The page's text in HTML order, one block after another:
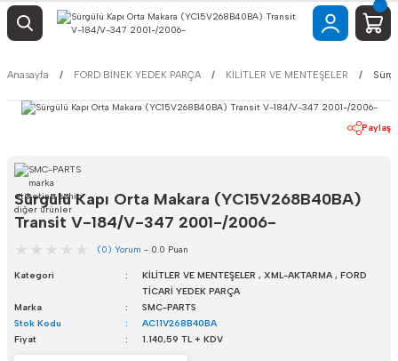
Anasayfa FORD BİNEK YEDEK PARÇA KİLİTLER VE MENTEŞELER
Paylaş
Sürgülü Kapı Orta Makara (YC15V268B40BA)
Transit V-184/V-347 2001-/2006-
(0) Yorum - 0.0 Puan
Kategori KİLİTLER VE MENTEŞELER , XML-AKTARMA , FORD
TİCARİ YEDEK PARÇA
Marka
SMC-PARTS
Stok Kodu
AC11V268B40BA
Fiyat
1.140,59 TL + KDV